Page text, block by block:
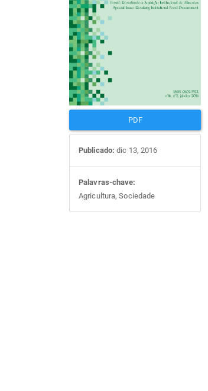
artigos
PDF
Publicado: dic 13, 2016
Palavras-chave:
Agricultura, Sociedade